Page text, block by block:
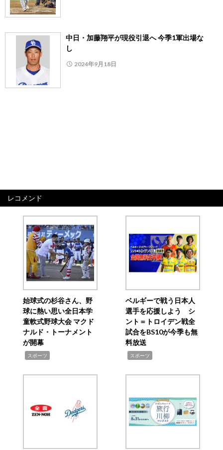
中日・加藤翔平が現役引退へ 今季1軍出場な
し
2024年9月18日
レコメンド
始球式の杉谷さん、野
球に熱い思い全日本学
童軟式野球大会 マクド
ナルド・トーナメント
が開幕
スポーツ
ベルギーで戦う日本人
選手を応援しよう シ
ント＝トロイデン戦全
試合をBS10が今季も無
料放送
スポーツ